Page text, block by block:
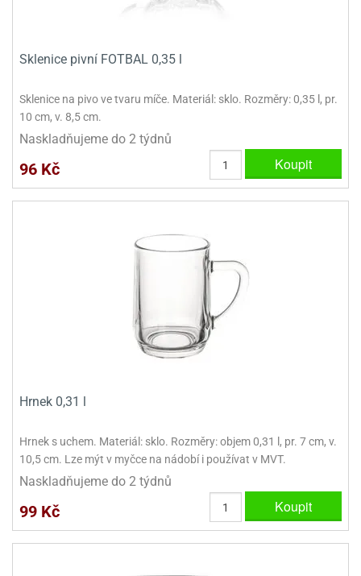
Sklenice pivní FOTBAL 0,35 l
Sklenice na pivo ve tvaru míče. Materiál: sklo. Rozměry: 0,35 l, pr.
10 cm, v. 8,5 cm.
Naskladňujeme do 2 týdnů
96 Kč Koupit
Hrnek 0,31 l
Hrnek s uchem. Materiál: sklo. Rozměry: objem 0,31 l, pr. 7 cm, v.
10,5 cm. Lze mýt v myčce na nádobí i používat v MVT.
Naskladňujeme do 2 týdnů
99 Kč Koupit